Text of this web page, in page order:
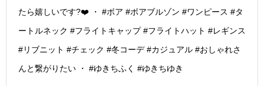
たら嬉しいです?❤️ ・ #ボア #ボアブルゾン #ワンピース #タ
ートルネック #フライトキャップ #フライトハット #レギンス
#リブニット #チェック #冬コーデ #カジュアル #おしゃれさ
んと繋がりたい ・ #ゆきちふく #ゆきちゆき